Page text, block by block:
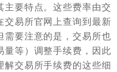
要特点。这些费率由交
交易所官网上查询到最新
需要注意的是，交易所也
量等）调整手续费，因此
交易所手续费的这些细